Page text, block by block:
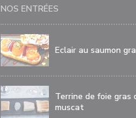
NOS ENTRÉES
Eclair au saumon
Terrine de foie
muscat